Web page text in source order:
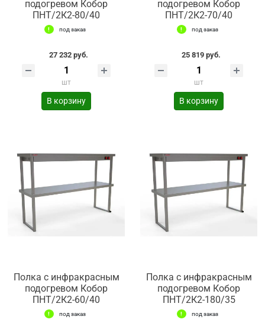
подогревом Кобор
ПНТ/2К2-80/40
под заказ
27 232 руб.
шт
В корзину
подогревом Кобор
ПНТ/2К2-70/40
под заказ
25 819 руб.
шт
В корзину
Полка с инфракрасным
подогревом Кобор
ПНТ/2К2-60/40
под заказ
Полка с инфракрасным
подогревом Кобор
ПНТ/2К2-180/35
под заказ